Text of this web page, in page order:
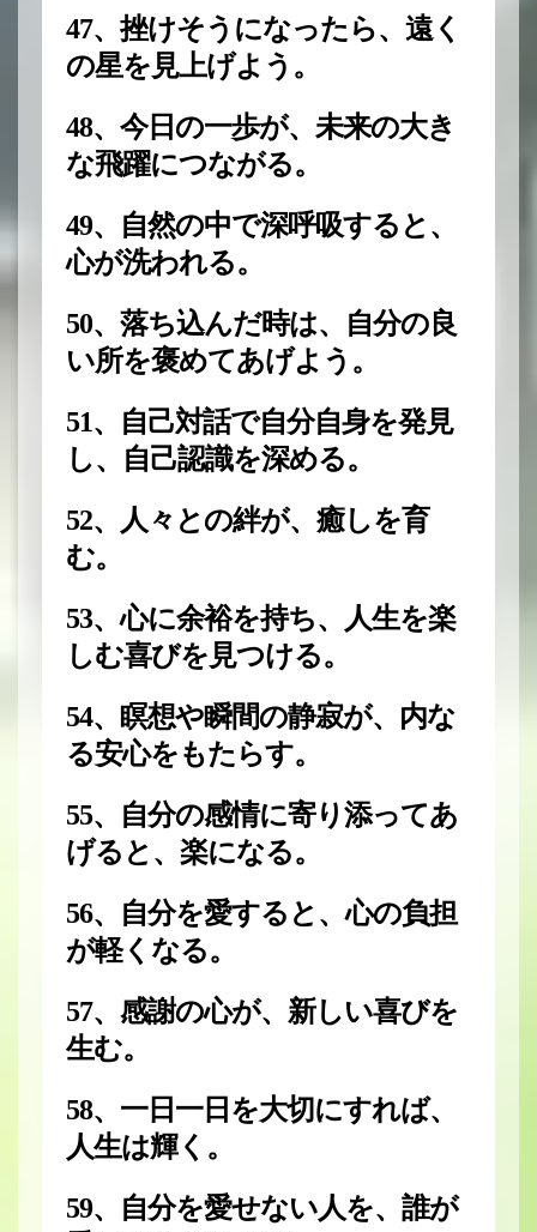
47、挫けそうになったら、遠く
の星を見上げよう。
48、今日の一歩が、未来の大き
な飛躍につながる。
49、自然の中で深呼吸すると、
心が洗われる。
50、落ち込んだ時は、自分の良
い所を褒めてあげよう。
51、自己対話で自分自身を発見
し、自己認識を深める。
52、人々との絆が、癒しを育
む。
53、心に余裕を持ち、人生を楽
しむ喜びを見つける。
54、瞑想や瞬間の静寂が、内な
る安心をもたらす。
55、自分の感情に寄り添ってあ
げると、楽になる。
56、自分を愛すると、心の負担
が軽くなる。
57、感謝の心が、新しい喜びを
生む。
58、一日一日を大切にすれば、
人生は輝く。
59、自分を愛せない人を、誰が